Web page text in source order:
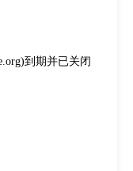
到期并已关闭